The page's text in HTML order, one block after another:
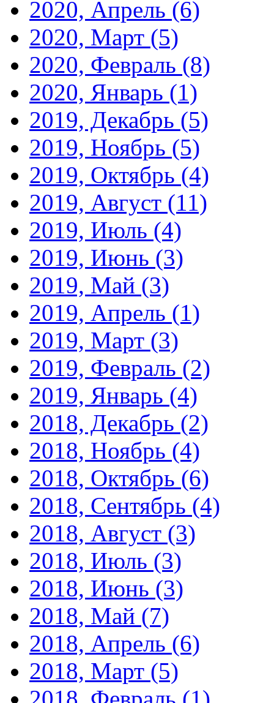
2020, Апрель (6)
2020, Март (5)
2020, Февраль (8)
2020, Январь (1)
2019, Декабрь (5)
2019, Ноябрь (5)
2019, Октябрь (4)
2019, Август (11)
2019, Июль (4)
2019, Июнь (3)
2019, Май (3)
2019, Апрель (1)
2019, Март (3)
2019, Февраль (2)
2019, Январь (4)
2018, Декабрь (2)
2018, Ноябрь (4)
2018, Октябрь (6)
2018, Сентябрь (4)
2018, Август (3)
2018, Июль (3)
2018, Июнь (3)
2018, Май (7)
2018, Апрель (6)
2018, Март (5)